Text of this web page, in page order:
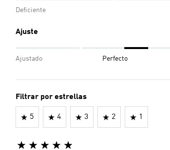
Deficiente
Ajuste
Ajustado Perfecto
Filtrar por estrellas
5 4 3 2 1